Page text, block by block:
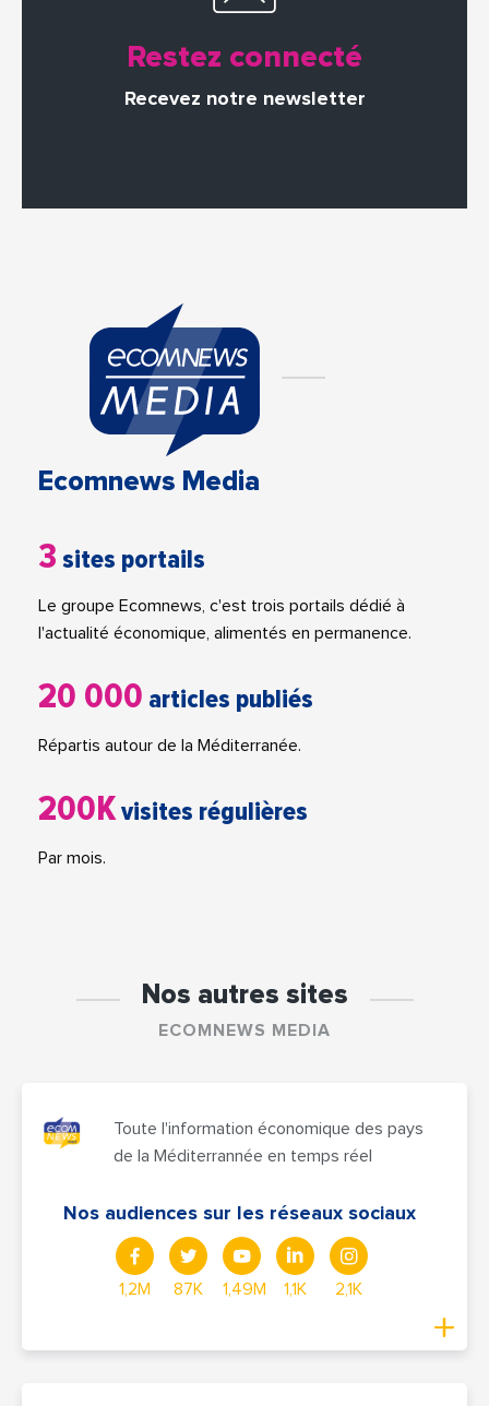
Restez connecté
Recevez notre newsletter
Ecomnews Media
3 sites portails
Le groupe Ecomnews, c'est trois portails dédié à
l'actualité économique, alimentés en permanence.
20 000 articles publiés
Répartis autour de la Méditerranée.
200Kvisites régulières
Par mois.
Nos autres sites
ECOMNEWS MEDIA
Toute l'information économique des pays
de la Méditerrannée en temps réel
Nos audiences sur les réseaux sociaux
1,2M 87K 1,49M 1,1K 2,1K